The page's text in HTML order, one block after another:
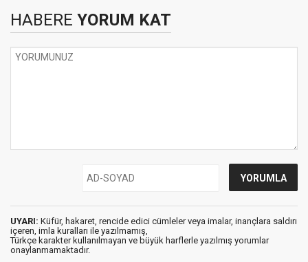
HABERE YORUM KAT
UYARI: Küfür, hakaret, rencide edici cümleler veya imalar, inançlara saldırı
içeren, imla kuralları ile yazılmamış,
Türkçe karakter kullanılmayan ve büyük harflerle yazılmış yorumlar
onaylanmamaktadır.